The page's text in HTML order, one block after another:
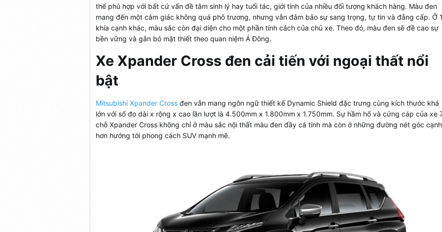
thể phù hợp với bất cứ vấn đề tâm sinh lý hay tuổi tác, giới tính của nhiều đối tượng khách hàng. Màu đen
mang đến một cảm giác không quá phô trương, nhưng vẫn đảm bảo sự sang trọng, tự tin và đẳng cấp. Ở
khía cạnh khác, màu sắc còn đại diện cho một phần tính cách của chủ xe. Theo đó, màu đen sẽ đề cao sự
bền vững và gắn bó mật thiết theo quan niệm Á Đông.
Xe Xpander Cross đen cải tiến với ngoại thất nổi
bật
Mitsubishi Xpander Crossđen vẫn mang ngôn ngữ thiết kế Dynamic Shield đặc trưng cùng kích thước khá
lớn với số đo dài x rộng x cao lần lượt là 4.500mm x 1.800mm x 1.750mm. Sự hầm hố và cứng cáp của xe
chỗ Xpander Cross không chỉ ở màu sắc nội thất màu đen đầy cá tính mà còn ở những đường nét góc cạnh
hơn hướng tới phong cách SUV mạnh mẽ.